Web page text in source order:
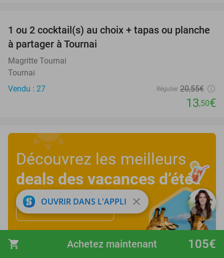
shopping_cart 105€
Achetez maintenant
34%
1 ou 2 cocktail(s) au choix + tapas ou planche
à partager à Tournai
Magritte Tournai
Tournai
Vendu : 27
Régulier 20,55€
13,50€
Découvrez les meilleurs
deals des vacances d’été!
Découvrez maintenant
OUVRIR DANS L'APPLI close